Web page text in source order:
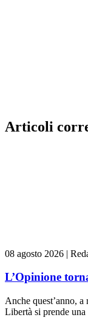
Articoli
08 agosto 2026 |
L’Opinione
Anche quest’anno,
Libertà si prende